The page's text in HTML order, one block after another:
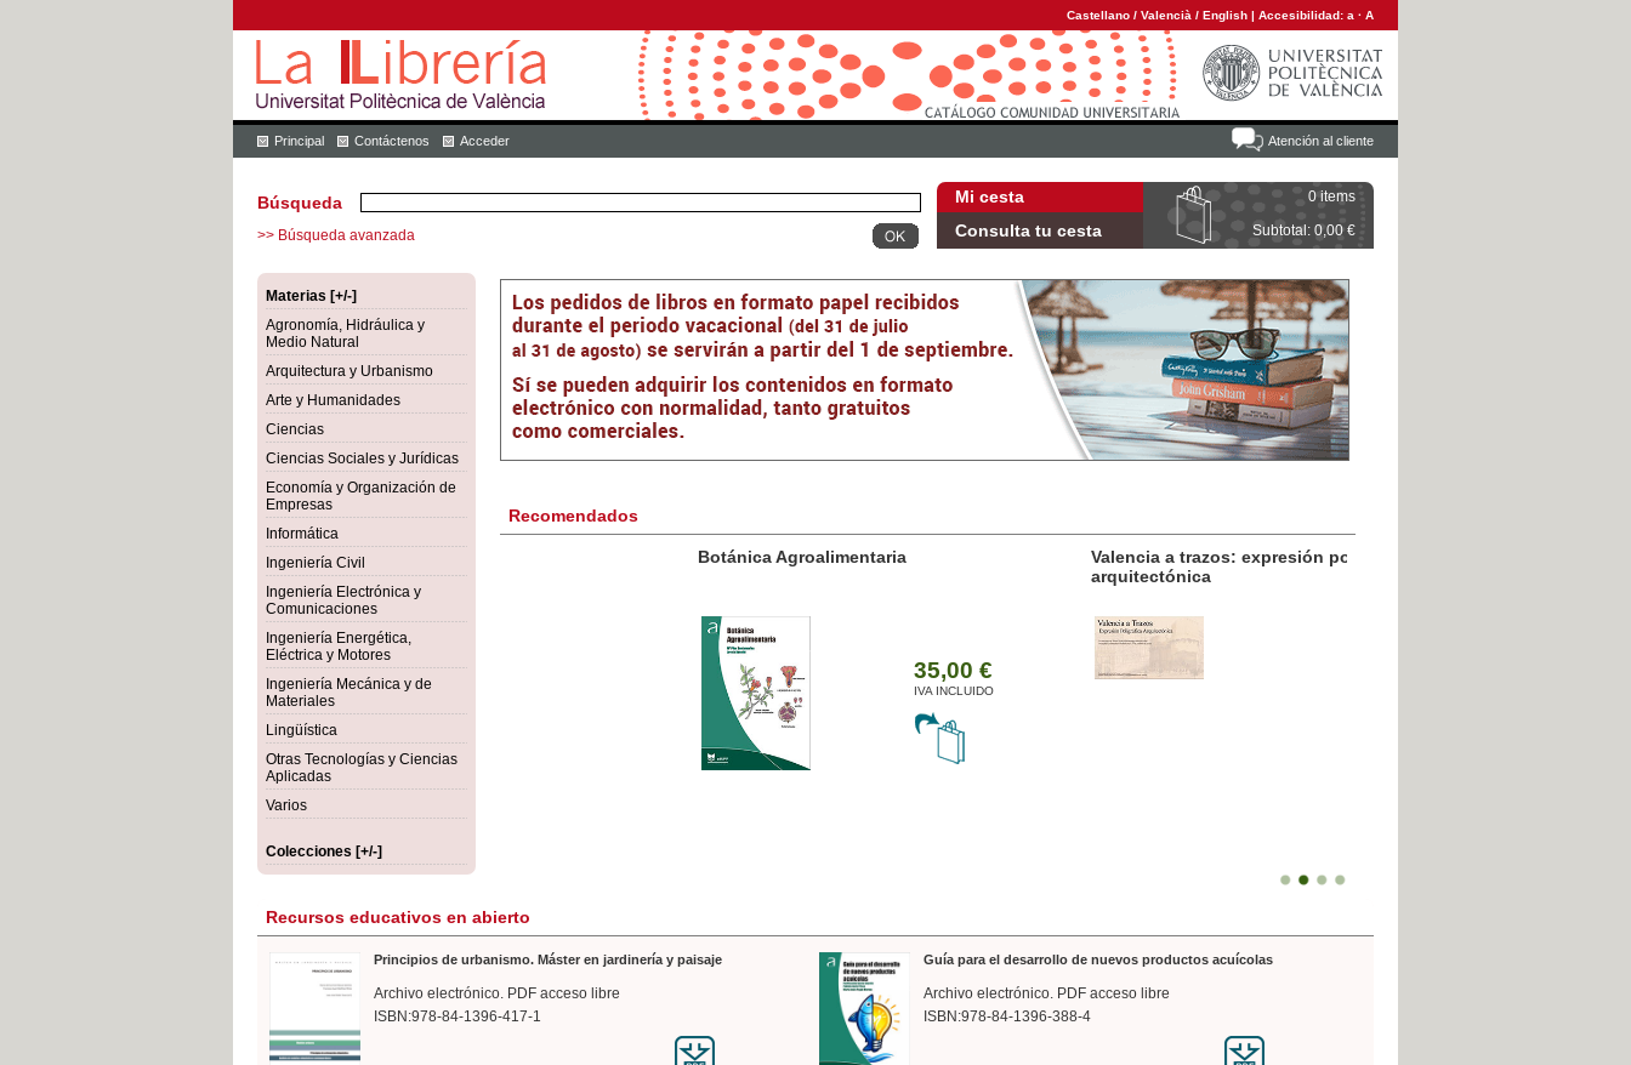
Castellano / Valencià / English | Accesibilidad: a · A
Atención al cliente
Principal Contáctenos Acceder
Mi cesta 0 items
Consulta tu cesta Subtotal: 0,00 €
Búsqueda
>> Búsqueda avanzada
Materias [+/-]
Agronomía, Hidráulica y
Medio Natural
Arquitectura y Urbanismo
Arte y Humanidades
Ciencias
Ciencias Sociales y Jurídicas
Economía y Organización de
Empresas
Informática
Ingeniería Civil
Ingeniería Electrónica y
Comunicaciones
Ingeniería Energética,
Eléctrica y Motores
Ingeniería Mecánica y de
Materiales
Lingüística
Otras Tecnologías y Ciencias
Aplicadas
Varios
Colecciones [+/-]
Recomendados
Botánica Agroalimentaria
35,00 €
IVA INCLUIDO
Valencia a trazos: expresión poligráfica
Recursos educativos en abierto
Principios de urbanismo. Máster en jardinería y paisaje
Archivo electrónico. PDF acceso libre
ISBN:978-84-1396-417-1
Guía para el desarrollo de nuevos productos acuícolas
Archivo electrónico. PDF acceso libre
ISBN:978-84-1396-388-4